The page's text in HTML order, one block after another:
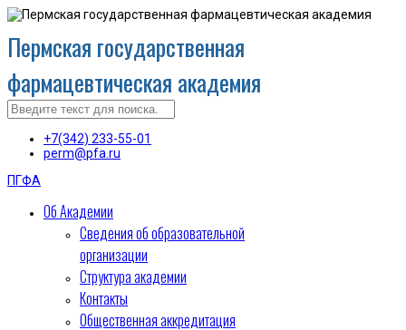
Пермская государственная
фармацевтическая академия
+7(342) 233-55-01
perm@pfa.ru
ПГФА
Об Академии
Сведения об образовательной
организации
Структура академии
Контакты
Общественная аккредитация